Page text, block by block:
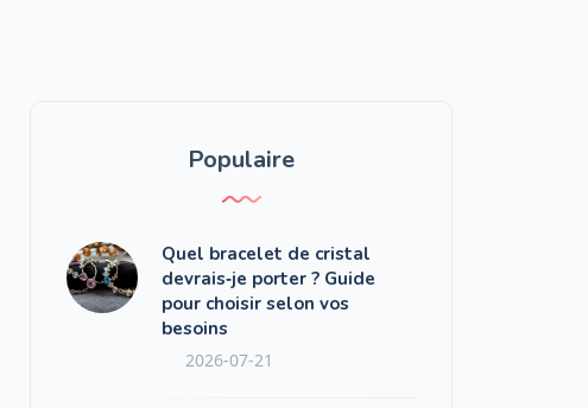
Populaire
Quel bracelet de cristal
devrais‑je porter ? Guide
pour choisir selon vos
besoins
2026-07-21